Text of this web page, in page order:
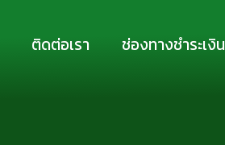
ติดต่อเรา ช่องทางชำระเงิน